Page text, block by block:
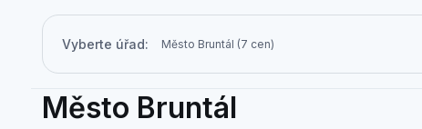
Vyberte úřad:
Město Bruntál